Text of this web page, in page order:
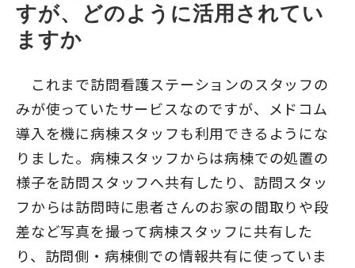
すが、どのように活用されてい
ますか
これまで訪問看護ステーションのスタッフの
みが使っていたサービスなのですが、メドコム
導入を機に病棟スタッフも利用できるようにな
りました。病棟スタッフからは病棟での処置の
様子を訪問スタッフへ共有したり、訪問スタッ
フからは訪問時に患者さんのお家の間取りや段
差など写真を撮って病棟スタッフに共有した
り、訪問側・病棟側での情報共有に使っていま